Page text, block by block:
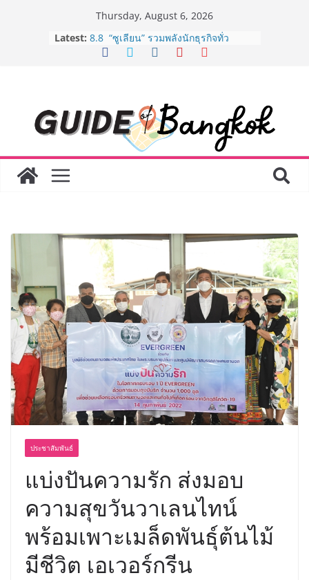
Thursday, August 6, 2026
Latest: 8.8 “ซูเลียน” รวมพลังนักธุรกิจทั่ว
ประเทศ จัดประชุมใหญ่แห่งปี พบ CEO
ยาวนานกว่า 20 ปี ต่อยอดเสิร์ฟความ
อร่อย ยกเมนูระดับตำนาน “ข้าวหน้าไก่
ราชวงศ์” พุ่งทะยานสู่น่านฟ้า
BEDO เดินหน้าจัดกิจกรรมเจรจาธุรกิจ
“BIO TRADE CONNECT 2026” ยก
ภัณฑ์ครบวงจร ขอเชิญเลือกซื้อมาลัย
และของขวัญต้อนรับวันแม่ เปิดให้
บริการทุกวันตลอด 24 ชั่วโมง
ครั้งแรกของไทย ส่งอุปกรณ์วิทยาศาสตร์
“CE-7 MATCH” ฝีมือคนไทย ร่วมภารกิจ
สำรวจดวงจันทร์ 24 สิงหาคมนี้
ประชาสัมพันธ์
แบ่งปันความรัก ส่งมอบ
ความสุขวันวาเลนไทน์
พร้อมเพาะเมล็ดพันธุ์ต้นไม้
มีชีวิต เอเวอร์กรีน